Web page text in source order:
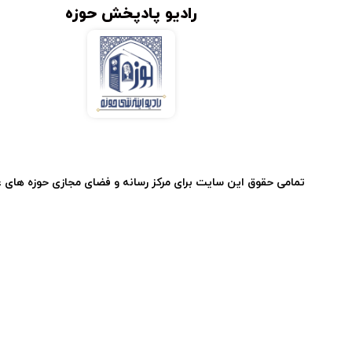
رادیو پادپخش حوزه
تمامی حقوق این سایت برای مرکز رسانه و فضای مجازی حوزه